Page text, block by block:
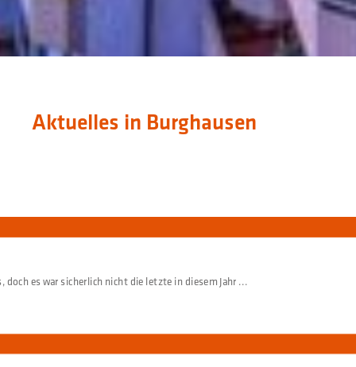
Aktuelles in Burghausen
es war sicherlich nicht die letzte in diesem Jahr ...